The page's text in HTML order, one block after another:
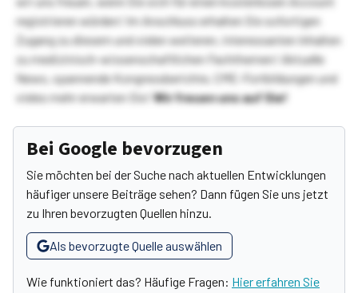
registrieren würden! Im Anschluss erhalten Sie sofortigen
Zugang zu diesem und vielen weiteren, interessanten Inhalten
zu medizinisch-wissenschaftlichen Fachthemen! Aktuelle
News, spannende Kongressberichte, CME-Fortbildungen und
vieles mehr erwarten Sie!Wir freuen uns auf Sie!
Bei Google bevorzugen
Sie möchten bei der Suche nach aktuellen Entwicklungen
häufiger unsere Beiträge sehen? Dann fügen Sie uns jetzt
zu Ihren bevorzugten Quellen hinzu.
Als bevorzugte Quelle auswählen
Wie funktioniert das? Häufige Fragen: Hier erfahren Sie